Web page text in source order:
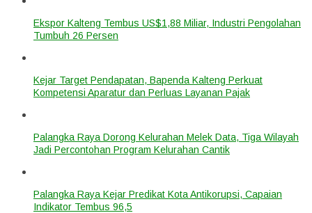
Ekspor Kalteng Tembus US$1,88 Miliar, Industri Pengolahan
Tumbuh 26 Persen
Kejar Target Pendapatan, Bapenda Kalteng Perkuat
Kompetensi Aparatur dan Perluas Layanan Pajak
Palangka Raya Dorong Kelurahan Melek Data, Tiga Wilayah
Jadi Percontohan Program Kelurahan Cantik
Palangka Raya Kejar Predikat Kota Antikorupsi, Capaian
Indikator Tembus 96,5